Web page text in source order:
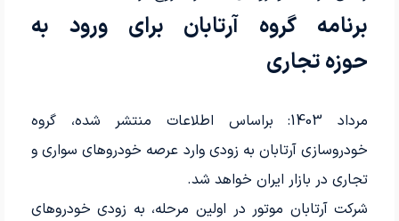
برنامه گروه آرتابان برای ورود به
حوزه تجاری
مرداد 1403: براساس اطلاعات منتشر شده، گروه
خودروسازی آرتابان به زودی وارد عرصه خودروهای سواری و
تجاری در بازار ایران خواهد شد.
شرکت آرتابان موتور در اولین مرحله، به زودی خودروهای